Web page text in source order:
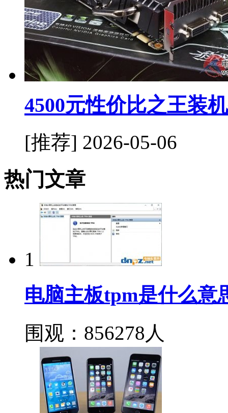
4500元性价比之王装
[推荐] 2026-05-06
热门文章
1
电脑主板tpm是什么意
围观：856278人